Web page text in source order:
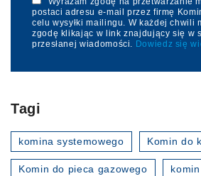
postaci adresu e-mail przez firmę
celu wysyłki mailingu. W każdej chwili
zgodę klikając w link znajdujący się w
przesłanej wiadomości. Dowiedz się
Tagi
komina systemowego Komin do
Komin do pieca gazowego